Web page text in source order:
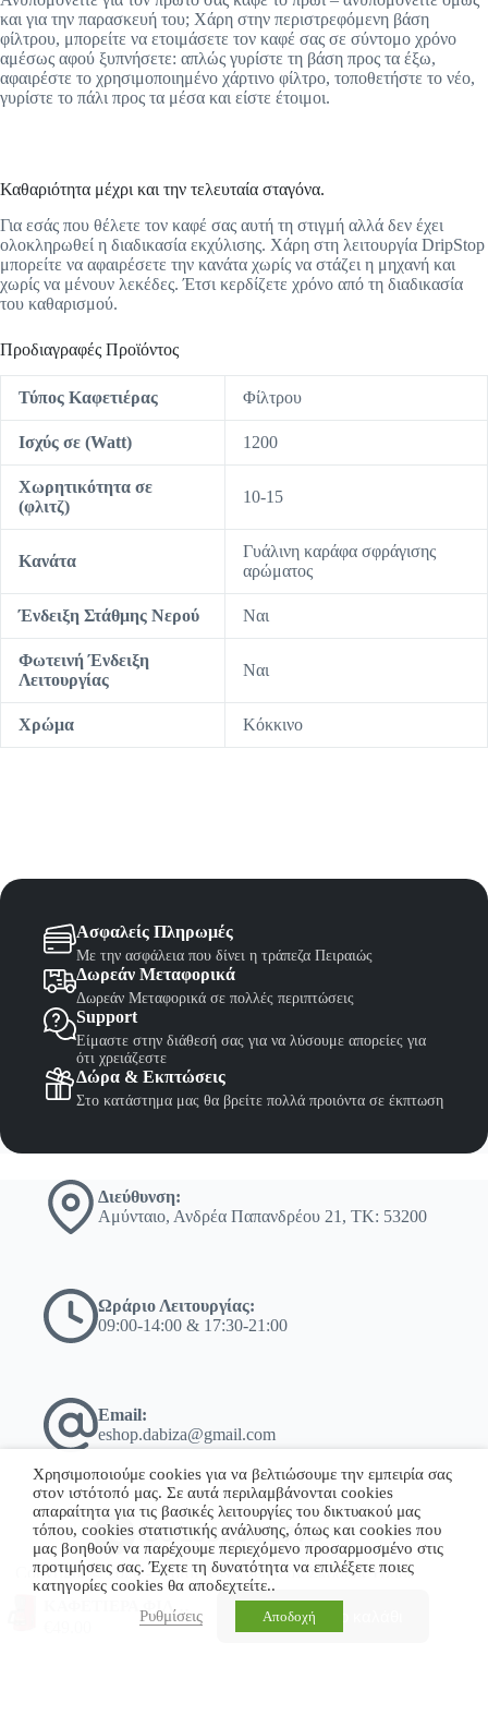
και για την παρασκευή του; Χάρη στην περιστρεφόμενη βάση
φίλτρου, μπορείτε να ετοιμάσετε τον καφέ σας σε σύντομο χρόνο
αμέσως αφού ξυπνήσετε: απλώς γυρίστε τη βάση προς τα έξω,
αφαιρέστε το χρησιμοποιημένο χάρτινο φίλτρο, τοποθετήστε το νέο,
γυρίστε το πάλι προς τα μέσα και είστε έτοιμοι.
Καθαριότητα μέχρι και την τελευταία σταγόνα.
Για εσάς που θέλετε τον καφέ σας αυτή τη στιγμή αλλά δεν έχει
ολοκληρωθεί η διαδικασία εκχύλισης. Χάρη στη λειτουργία DripStop
μπορείτε να αφαιρέσετε την κανάτα χωρίς να στάζει η μηχανή και
χωρίς να μένουν λεκέδες. Έτσι κερδίζετε χρόνο από τη διαδικασία
του καθαρισμού.
Προδιαγραφές Προϊόντος
Τύπος Καφετιέρας Φίλτρου
Ισχύς σε (Watt) 1200
Χωρητικότητα σε
(φλιτζ)
10-15
Κανάτα
Γυάλινη καράφα σφράγισης
αρώματος
Ένδειξη Στάθμης Νερού Ναι
Φωτεινή Ένδειξη
Λειτουργίας
Ναι
Χρώμα Κόκκινο
Ασφαλείς Πληρωμές
Με την ασφάλεια που δίνει η τράπεζα Πειραιώς
Δωρεάν Μεταφορικά
Δωρεάν Μεταφορικά σε πολλές περιπτώσεις
Support
Είμαστε στην διάθεσή σας για να λύσουμε απορείες για
ότι χρειάζεστε
Δώρα & Εκπτώσεις
Στο κατάστημα μας θα βρείτε πολλά προιόντα σε έκπτωση
Διεύθυνση:
Αμύνταιο, Ανδρέα Παπανδρέου 21, ΤΚ: 53200
Ωράριο Λειτουργίας:
09:00-14:00 & 17:30-21:00
Email:
eshop.dabiza@gmail.com
+30 23860 23775
Copyright © 2026 - WordPress Theme by Σκόδρας Ηλίας
ΚΑΦΕΤΙΕΡΑ ΦΙΛΤΡΟΥ TKA2M114 BOSCH Προσθήκη στο καλάθι
Χρησιμοποιούμε cookies για να βελτιώσουμε την εμπειρία σας
στον ιστότοπό μας. Σε αυτά περιλαμβάνονται cookies
απαραίτητα για τις βασικές λειτουργίες του δικτυακού μας
τόπου, cookies στατιστικής ανάλυσης, όπως και cookies που
μας βοηθούν να παρέχουμε περιεχόμενο προσαρμοσμένο στις
προτιμήσεις σας. Έχετε τη δυνατότητα να επιλέξετε ποιες
κατηγορίες cookies θα αποδεχτείτε..
Ρυθμίσεις
Αποδοχή